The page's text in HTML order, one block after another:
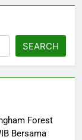
SEARCH
Forest
Bersama